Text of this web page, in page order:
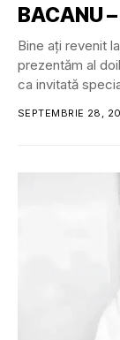
BACANU
Bine ați revenit
prezentăm al
ca invitată
SEPTEMBRIE 28,